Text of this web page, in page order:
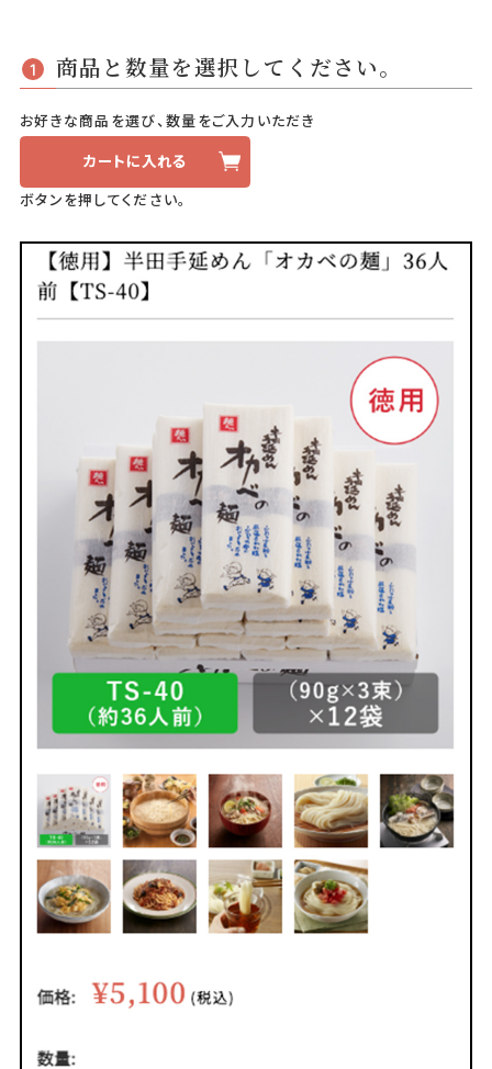
1 商品と数量を選択してください。
お好きな商品を選び、数量をご入力いただき
カートに入れる
ボタンを押してください。